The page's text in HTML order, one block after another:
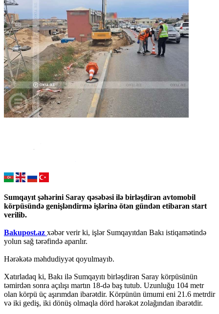
Sumqayıt şəhərini Saray qəsəbəsi ilə birləşdirən avtomobil
körpüsündə genişləndirmə işlərinə ötən gündən etibarən start
verilib.
Bakupost.az xəbər verir ki, işlər Sumqayıtdan Bakı istiqamətində
yolun sağ tərəfində aparılır.
Hərəkətə məhdudiyyət qoyulmayıb.
Xatırladaq ki, Bakı ilə Sumqayıtı birləşdirən Saray körpüsünün
təmirdən sonra açılışı martın 18-də baş tutub. Uzunluğu 104 metr
olan körpü üç aşırımdan ibarətdir. Körpünün ümumi eni 21.6 metrdir
və iki gediş, iki dönüş olmaqla dörd hərəkət zolağından ibarətdir.